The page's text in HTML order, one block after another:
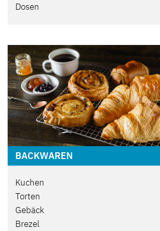
Dosen
BACKWAREN
Kuchen
Torten
Gebäck
Brezel